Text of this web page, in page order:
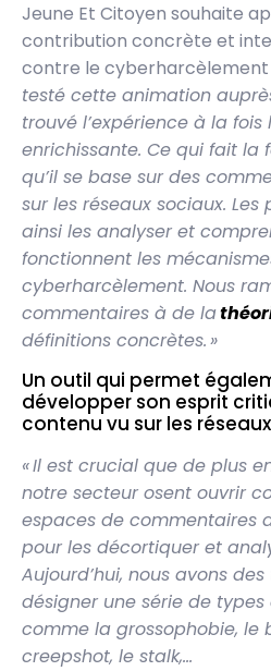
Jeune Et Citoyen souhaite
contribution concrète et
contre le cyberharcèlement
testé cette animation
trouvé l’expérience à la
enrichissante. Ce qui fait la
qu’il se base sur des
sur les réseaux sociaux.
ainsi les analyser et
fonctionnent les
cyberharcèlement. Nous
commentaires à de la
définitions concrètes. »
Un outil qui permet
développer son esprit
contenu vu sur les
« Il est crucial que de plus
notre secteur osent ouvrir
espaces de commentaires
pour les décortiquer et
Aujourd’hui, nous avons
désigner une série de
comme la grossophobie, le
creepshot, le stalk,…